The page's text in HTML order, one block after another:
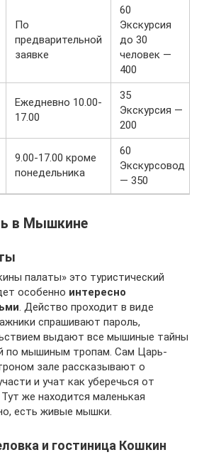
По
предварительной
заявке
60
Экскурсия
до 30
человек —
400
Ежедневно 10.00-
17.00
35
Экскурсия —
200
9.00-17.00 кроме
понедельника
60
Экскурсовод
— 350
в Мышкине
палаты» это туристический
особенно интересно
. Действо проходит в виде
спрашивают пароль,
выдают все мышиные тайны
по мышиным тропам. Сам Царь-
зале рассказывают о
и учат как уберечься от
же находится маленькая
есть живые мышки.
и гостиница Кошкин